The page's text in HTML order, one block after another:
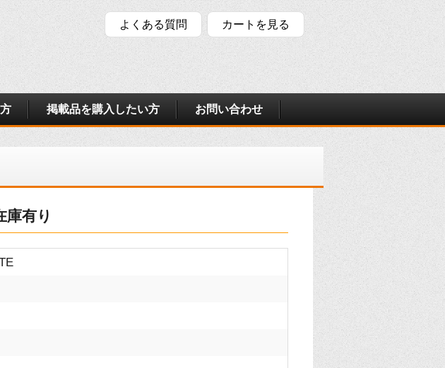
よくある質問 カートを見る
掲載品を購入したい方 お問い合わせ
有り